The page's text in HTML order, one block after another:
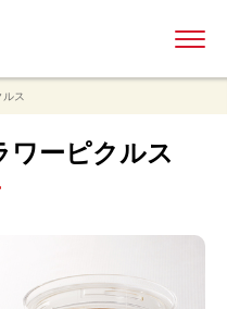
ス
ワーピクルス